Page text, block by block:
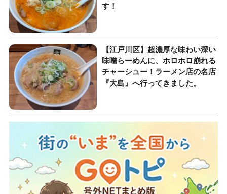
す！
【江戸川区】超濃厚な味わい深い
味噌らーめんに、ホロホロ崩れる
チャーシュー！ラーメン店の名店
『大島』へ行ってきました。